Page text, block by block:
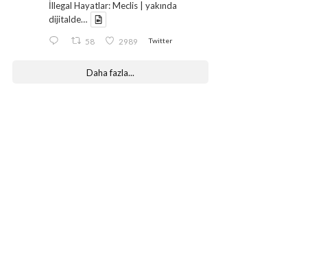
İllegal Hayatlar: Meclis | yakında
dijitalde…
58 2989 Twitter
Daha fazla...